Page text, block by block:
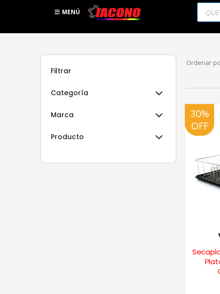
MENÚ
Ordenar
30%
OFF
20%
OFF
Filtrar
Categoría
Marca
Producto